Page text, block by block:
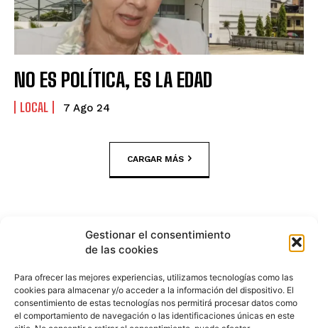
Gestionar el consentimiento
de las cookies
Para ofrecer las mejores experiencias, utilizamos tecnologías como las
cookies para almacenar y/o acceder a la información del dispositivo. El
consentimiento de estas tecnologías nos permitirá procesar datos como
el comportamiento de navegación o las identificaciones únicas en este
NO ES POLÍTICA, ES LA EDAD
LOCAL 7 Ago 24
CARGAR MÁS